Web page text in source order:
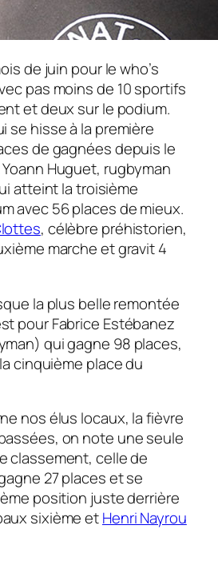
de juin pour le who’s
pas moins de 10 sportifs
et deux sur le podium.
se hisse à la première
de gagnées depuis le
Huguet, rugbyman
atteint la troisième
avec 56 places de mieux.
, célèbre préhistorien,
marche et gravit 4
la plus belle remontée
pour Fabrice Estébanez
qui gagne 98 places,
cinquième place du
nos élus locaux, la fièvre
on note une seule
classement, celle de
27 places et se
position juste derrière
sixième etHenri Nayrou